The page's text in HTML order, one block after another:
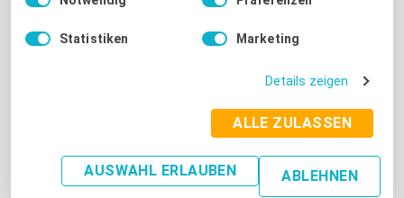
Impressum|Datenschutzbestimmungen
Statistiken Marketing
Details zeigen
ALLE ZULASSEN
AUSWAHL ERLAUBEN ABLEHNEN
zeitsparenden Tipps und weniger energiezehrenden
Alltagsaufgaben?
Weiterlesen